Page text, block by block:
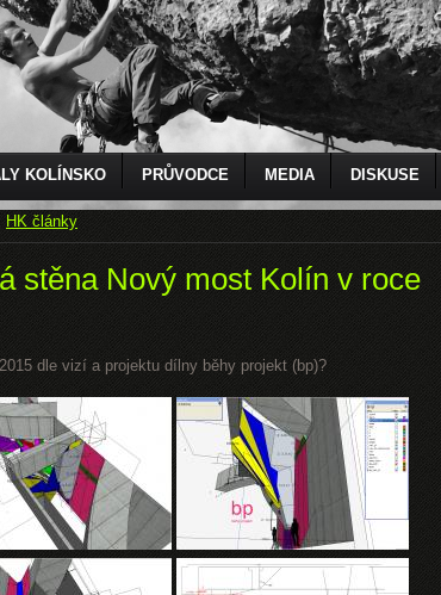
KOLÍNSKO PRŮVODCE MEDIA DISKUSE
HK články
stěna Nový most Kolín v roce
dle vizí a projektu dílny běhy projekt (bp)?